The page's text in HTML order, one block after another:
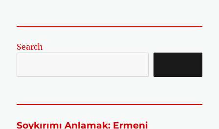
Search
Soykırımı Anlamak: Ermeni